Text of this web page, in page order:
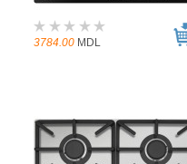
3784.00 MDL